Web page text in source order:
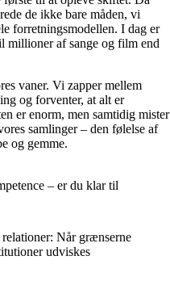
de ikke bare måden, vi
forretningsmodellen. I dag er
millioner af sange og film end
vaner. Vi zapper mellem
og forventer, at alt er
er enorm, men samtidig mister
samlinger – den følelse af
og gemme.
– er du klar til
Når grænserne
udviskes